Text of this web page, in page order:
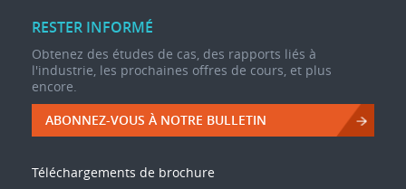
RESTER INFORMÉ
Obtenez des études de cas, des rapports liés à
l'industrie, les prochaines offres de cours, et plus
encore.
ABONNEZ-VOUS À NOTRE BULLETIN
Téléchargements de brochure